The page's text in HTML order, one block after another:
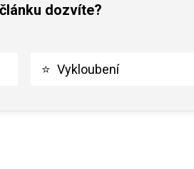
dozvíte?
⭐ Vykloubení